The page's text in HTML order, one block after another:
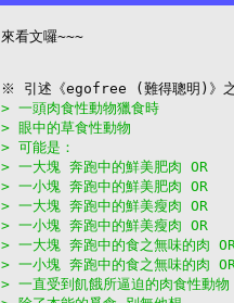
來看文囉~~~
> 一頭肉食性動物獵食時
> 眼中的草食性動物
> 可能是：
> 一大塊 奔跑中的鮮美肥肉 OR
> 一小塊 奔跑中的鮮美肥肉 OR
> 一大塊 奔跑中的鮮美瘦肉 OR
> 一小塊 奔跑中的鮮美瘦肉 OR
> 一大塊 奔跑中的食之無味的肉
> 一小塊 奔跑中的食之無味的肉
> 一直受到飢餓所逼迫的肉食性動物